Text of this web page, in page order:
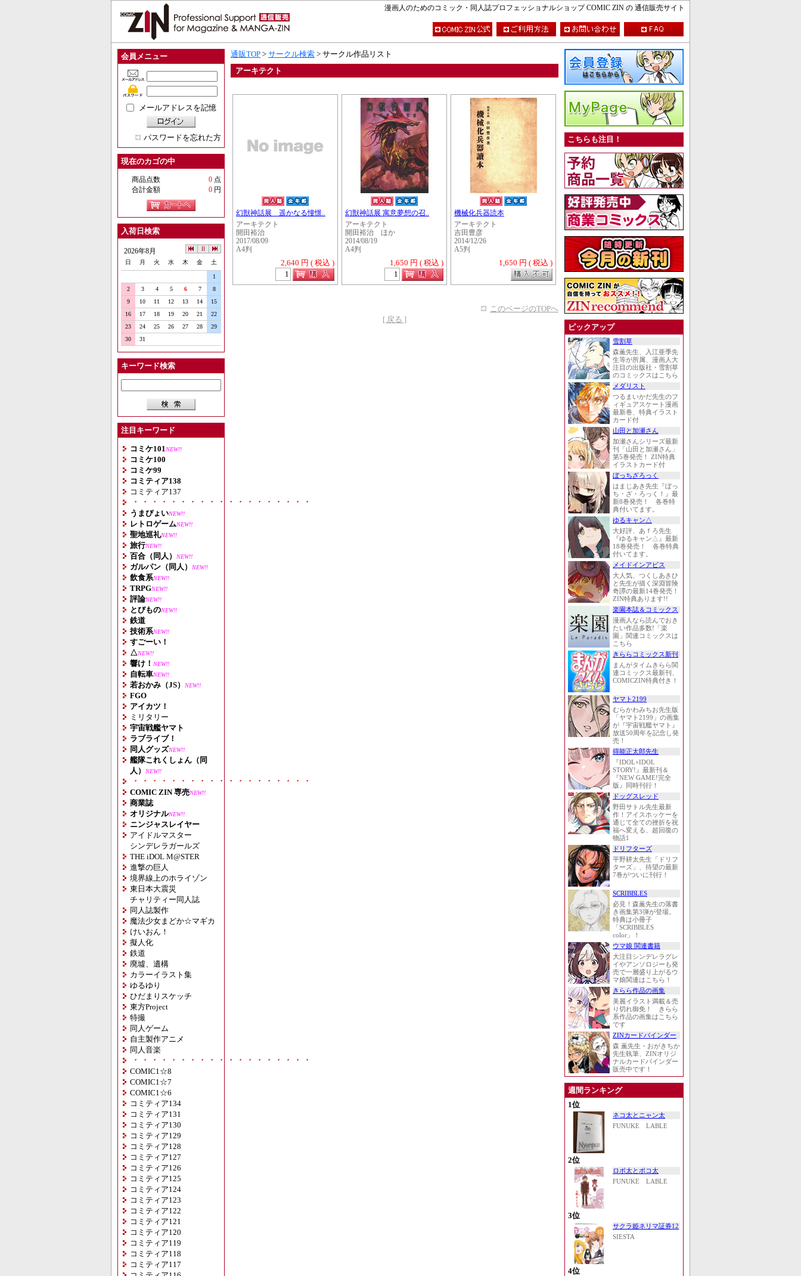
漫画人のためのコミック・同人誌プロフェッショナルショップ COMIC ZIN の 通信販売サイト
会員メニュー
メールアドレスを記憶
パスワードを忘れた方
現在のカゴの中
商品点数 0 点
合計金額
0 円
入荷日検索
2026年8月
日 月 火 水 木 金 土
1
2
3 4 5 6 7
8
9
10 11 12 13 14
15
16
17 18 19 20 21
22
23
24 25 26 27 28
29
30
31
キーワード検索
注目キーワード
コミケ101 NEW!!
コミケ100
コミケ99
コミティア138
コミティア137
・・・・・・・・・・・・・・・・・・・
うまぴょいNEW!!
レトロゲームNEW!!
聖地巡礼NEW!!
旅行NEW!!
百合（同人） NEW!!
ガルパン（同人） NEW!!
飲食系NEW!!
TRPGNEW!!
評論NEW!!
とびものNEW!!
鉄道
技術系NEW!!
すごーい！
△NEW!!
響け！ NEW!!
自転車NEW!!
若おかみ（JS） NEW!!
FGO
アイカツ！
ミリタリー
宇宙戦艦ヤマト
ラブライブ！
同人グッズNEW!!
艦隊これくしょん（同
人）
NEW!!
・・・・・・・・・・・・・・・・・・・
COMIC ZIN 専売NEW!!
商業誌
オリジナルNEW!!
ニンジャスレイヤー
アイドルマスター
シンデレラガールズ
THE iDOL M@STER
進撃の巨人
境界線上のホライゾン
東日本大震災
チャリティー同人誌
同人誌製作
魔法少女まどか☆マギカ
けいおん！
擬人化
鉄道
廃墟、遺構
カラーイラスト集
ゆるゆり
ひだまりスケッチ
東方Project
特撮
同人ゲーム
自主製作アニメ
同人音楽
・・・・・・・・・・・・・・・・・・・
COMIC1☆8
COMIC1☆7
COMIC1☆6
コミティア134
コミティア131
コミティア130
コミティア129
コミティア128
コミティア127
コミティア126
コミティア125
コミティア124
コミティア123
コミティア122
コミティア121
コミティア120
コミティア119
コミティア118
コミティア117
通販TOP > サークル検索 > サークル作品リスト
アーキテクト
幻獣神話展 遥かなる憧憬..
アーキテクト
開田裕治
2017/08/09
A4判
2,640 円 ( 税込 )
幻獣神話展 寓意夢想の召..
アーキテクト
開田裕治 ほか
2014/08/19
A4判
1,650 円 ( 税込 )
機械化兵器読本
アーキテクト
吉田豊彦
2014/12/26
A5判
1,650 円 ( 税込 )
このページのTOPへ
[ 戻る ]
こちらも注目！
ピックアップ
雪割草
森薫先生、入江亜季先
生等が所属、漫画人大
注目の出版社・雪割草
のコミックスはこちら
メダリスト
つるまいかだ先生のフ
ィギュアスケート漫画
最新巻、特典イラスト
カード付
山田と加瀬さん
加瀬さんシリーズ最新
刊「山田と加瀬さん」
第5巻発売！ ZIN特典
イラストカード付
ぼっちざろっく
はまじあき先生『ぼっ
ち・ざ・ろっく！』最
新8巻発売！ 各巻特
典付いてます。
ゆるキャン△
大好評、あｆろ先生
『ゆるキャン△』最新
18巻発売！ 各巻特典
付いてます。
メイドインアビス
大人気、つくしあきひ
と先生が描く深淵冒険
奇譚の最新14巻発売！
ZIN特典あります!!
楽園本誌＆コミックス
漫画人なら読んでおき
たい作品多数!「楽
園」関連コミックスは
こちら
きららコミックス新刊
まんがタイムきらら関
連コミックス最新刊、
COMICZIN特典付き！
ヤマト2199
むらかわみちお先生版
「ヤマト2199」の画集
が『宇宙戦艦ヤマト』
放送50周年を記念し発
売！
得能正太郎先生
『IDOL×IDOL
STORY!』最新刊＆
『NEW GAME!完全
版』同時刊行！
ドッグスレッド
野田サトル先生最新
作！アイスホッケーを
通じて全ての挫折を祝
福へ変える、超回復の
物語1
ドリフターズ
平野耕太先生「ドリフ
ターズ」、待望の最新
7巻がついに刊行！
SCRIBBLES
必見！森薫先生の落書
き画集第3弾が登場。
特典は小冊子
「SCRIBBLES
color」！
ウマ娘 関連書籍
大注目シンデレラグレ
イやアンソロジーも発
売で一層盛り上がるウ
マ娘関連はこちら！
きらら作品の画集
美麗イラスト満載＆売
り切れ御免！ きらら
系作品の画集はこちら
です
ZINカードバインダー
森 薫先生・おがきちか
先生執筆、ZINオリジ
ナルカードバインダー
販売中です！
週間ランキング
1位
ネコ太とニャン太
FUNUKE LABLE
2位
ロボ太とポコ太
FUNUKE LABLE
3位
サクラ姫ネリマ証券12
SIESTA
4位